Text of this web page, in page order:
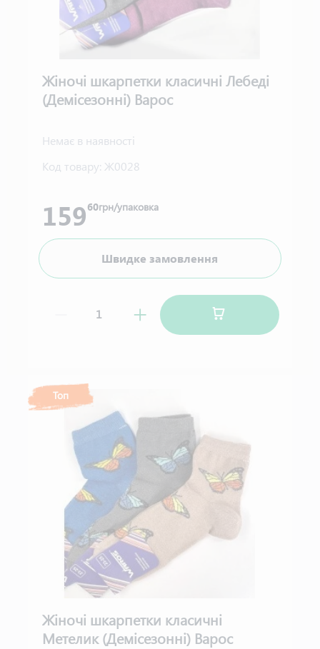
Жіночі шкарпетки класичні Лебеді
(Демісезонні) Варос
Немає в наявності
Код товару: Ж0028
15960грн/упаковка
Швидке замовлення
Топ
Жіночі шкарпетки класичні
Метелик (Демісезонні) Варос